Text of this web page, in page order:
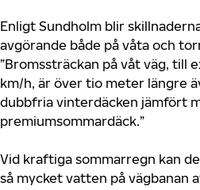
Enligt Sundholm blir
avgörande både på våta och
”Bromssträckan på våt väg, till
km/h, är över tio meter längre
dubbfria vinterdäcken jämfört
premiumsommardäck.”
Vid kraftiga sommarregn kan
så mycket vatten på vägbanan